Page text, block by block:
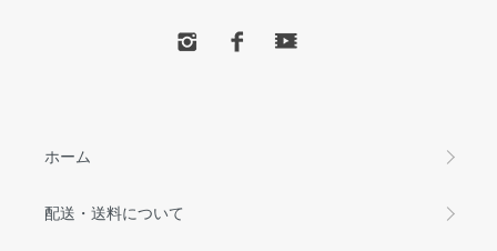
ホーム
配送・送料について